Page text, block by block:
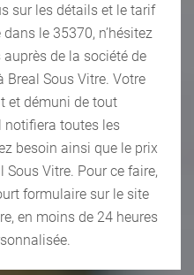
sur les détails et le tarif
le 35370, n’hésitez
de la société de
Breal Sous Vitre. Votre
et démuni de tout
notifiera toutes les
besoin ainsi que le prix
Vitre. Pour ce faire,
formulaire sur le site
en moins de 24 heures